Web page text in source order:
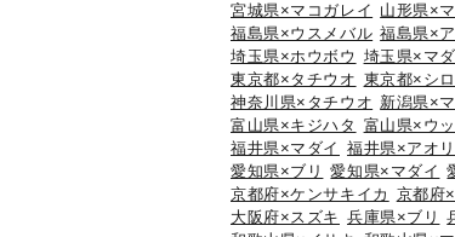
宮城県×マコガレイ 山形県×
福島県×ウスメバル 福島県×
埼玉県×ホウボウ 埼玉県×マ
東京都×タチウオ 東京都×シ
神奈川県×タチウオ 新潟県×
富山県×キジハタ 富山県×ウ
福井県×マダイ 福井県×アオ
愛知県×ブリ
愛知県×マダイ
京都府×ケンサキイカ 京都府
大阪府×スズキ 兵庫県×ブリ